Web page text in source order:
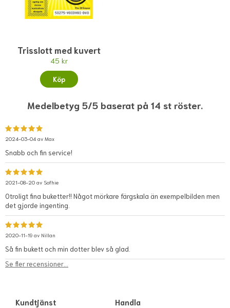
Trisslott med kuvert
45 kr
Köp
Medelbetyg 5/5 baserat på 14 st röster.
2024-03-04 av Max
Snabb och fin service!
2021-08-20 av Sofhie
Otroligt fina buketter!! Något mörkare färgskala än exempelbilden men
det gjorde ingenting.
2020-11-19 av Nillan
Så fin bukett och min dotter blev så glad.
Se fler recensioner...
Kundtjänst Handla